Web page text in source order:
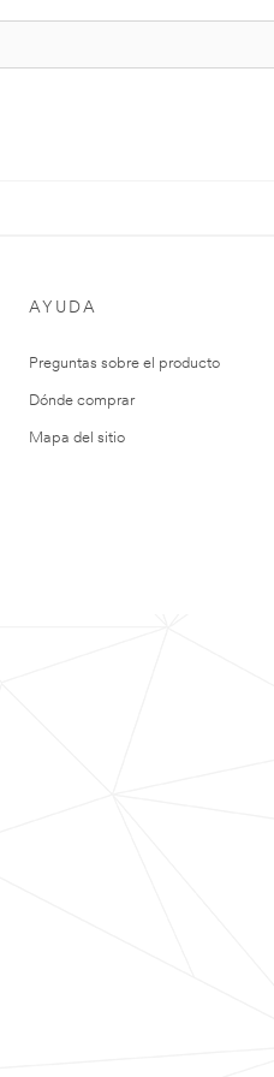
AYUDA
Preguntas sobre el producto
Dónde comprar
Mapa del sitio